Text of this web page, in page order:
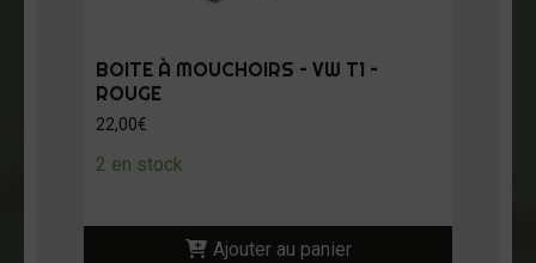
BOITE À MOUCHOIRS – VW T1 –
ROUGE
22,00€
2 en stock
Ajouter au panier